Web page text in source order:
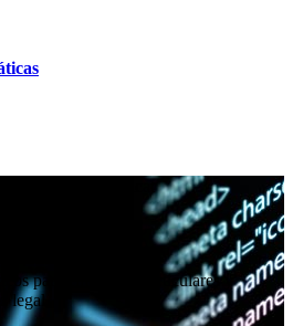
para empresas, particulares y
legal.